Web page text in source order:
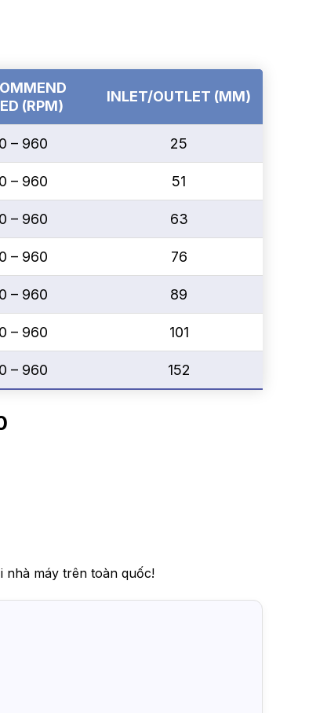
(RPM)
INLET/OUTLET (MM)
– 960 25
– 960 51
– 960 63
– 960 76
– 960 89
– 960 101
– 960 152
nhà máy trên toàn quốc!